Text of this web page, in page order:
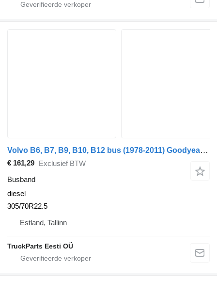
Volvo B6, B7, B9, B10, B12 bus (1978-2011) Goodyear B9 (01.02-)
€ 161,29 Exclusief BTW
Busband
diesel
305/70R22.5
Estland, Tallinn
TruckParts Eesti OÜ